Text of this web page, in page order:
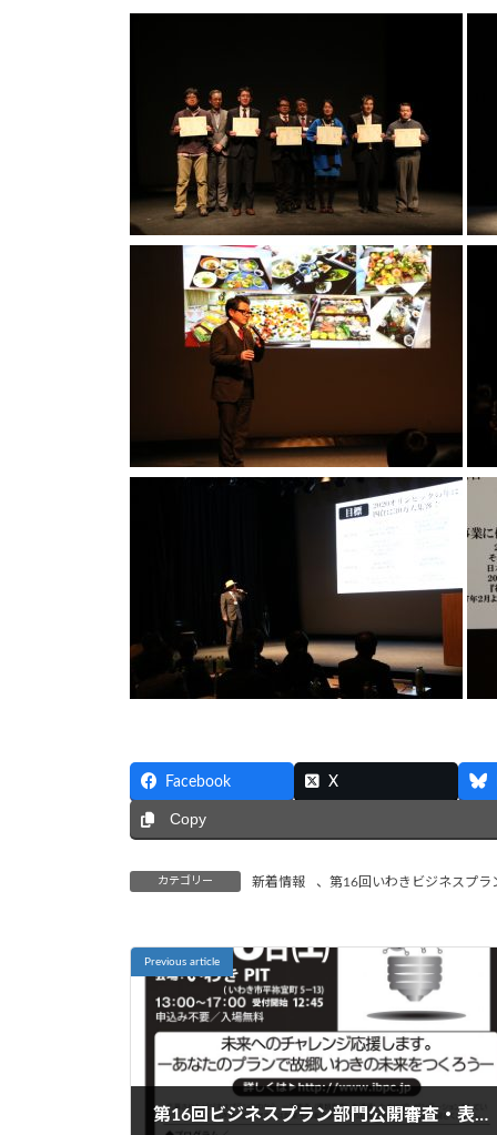
Facebook X
Copy
カテゴリー 新着情報 、 第16回いわきビジネスプラ
Previous article
第16回ビジネスプラン部門公開審査・表彰式のご案内